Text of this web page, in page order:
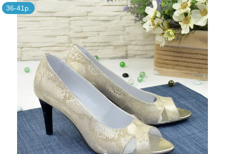
36-41р.